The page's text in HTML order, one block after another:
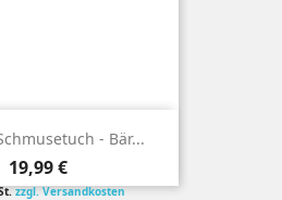
- Bär...
Preis
19,99 €
zzgl. Versandkosten